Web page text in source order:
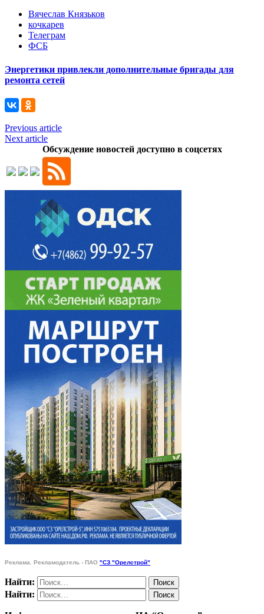
Вячеслав Князьков
кочкарев
Телеграм
ФСБ
Энергетики привлекли дополнительные бригады для
ремонта сетей
Previous article
Next article
Обсуждение новостей доступно в соцсетях
Реклама. Рекламодатель - ПАО "СЗ "Орелстрой"
Найти:
Найти: